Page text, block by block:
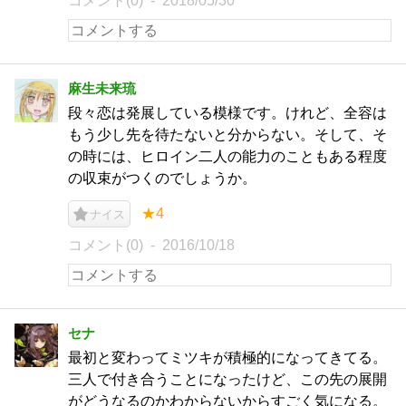
麻生未来琉
段々恋は発展している模様です。けれど、全容は
もう少し先を待たないと分からない。そして、そ
の時には、ヒロイン二人の能力のこともある程度
の収束がつくのでしょうか。
ナイス ★4
コメント(0) 2016/10/18
セナ
最初と変わってミツキが積極的になってきてる。
三人で付き合うことになったけど、この先の展開
がどうなるのかわからないからすごく気になる。